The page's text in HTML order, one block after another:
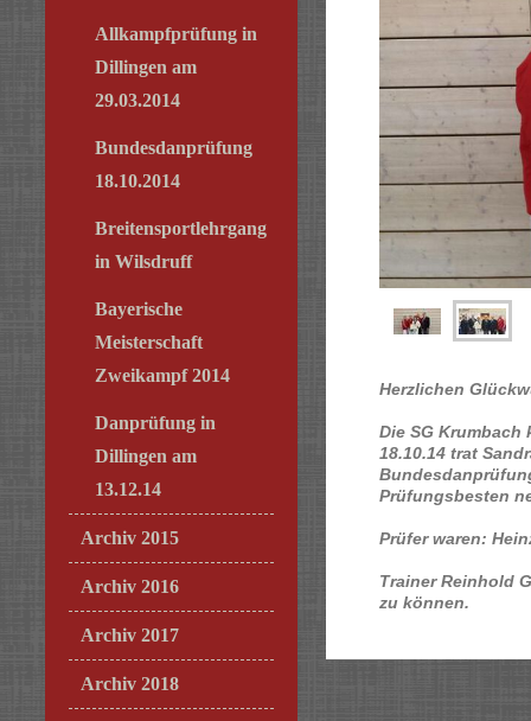
Herzlichen
Die SG Krumbach
18.10.14 trat
Prüfungsbesten
Prüfer waren:
Trainer Reinhold
zu können.
Allkampfprüfung in
Dillingen am
29.03.2014
Bundesdanprüfung
18.10.2014
Breitensportlehrgang
in Wilsdruff
Bayerische
Meisterschaft
Zweikampf 2014
Danprüfung in
Dillingen am
13.12.14
Archiv 2015
Archiv 2016
Archiv 2017
Archiv 2018